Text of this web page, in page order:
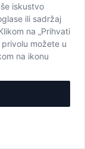
iskustvo
ili sadržaj
na „Prihvati
možete u
na ikonu